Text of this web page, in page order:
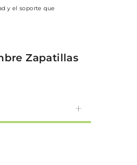
y el soporte que
Zapatillas